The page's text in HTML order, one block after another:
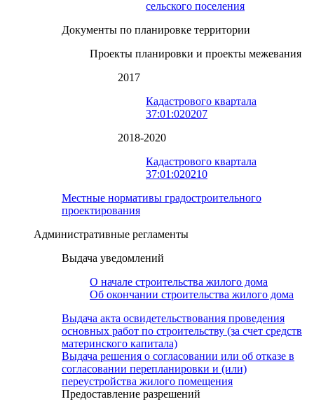
сельского поселения
Документы по планировке территории
Проекты планировки и проекты межевания
2017
Кадастрового квартала
37:01:020207
2018-2020
Кадастрового квартала
37:01:020210
Местные нормативы градостроительного
проектирования
Административные регламенты
Выдача уведомлений
О начале строительства жилого дома
Об окончании строительства жилого дома
Выдача акта освидетельствования проведения
основных работ по строительству (за счет средств
материнского капитала)
Выдача решения о согласовании или об отказе в
согласовании перепланировки и (или)
переустройства жилого помещения
Предоставление разрешений